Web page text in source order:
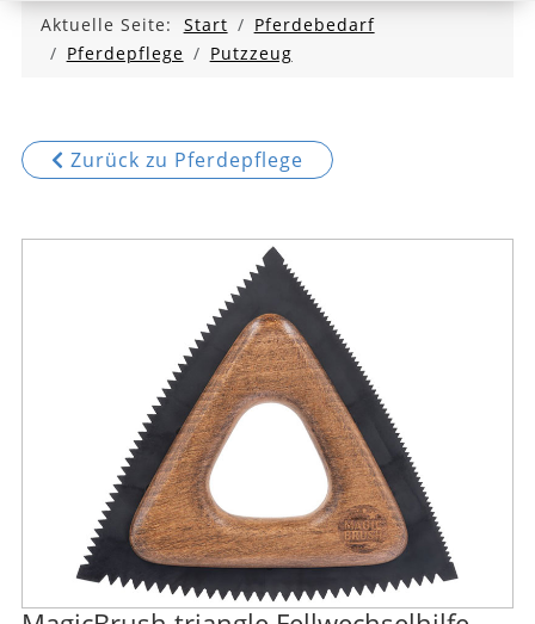
Aktuelle Seite: Start
Pferdebedarf
Pferdepflege
Putzzeug
Zurück zu Pferdepflege